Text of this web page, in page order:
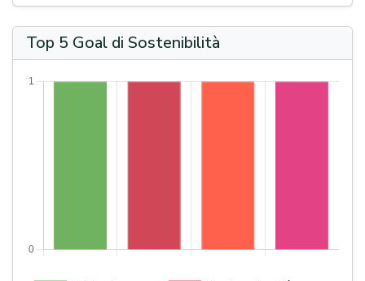
Top 5 Goal di Sostenibilità